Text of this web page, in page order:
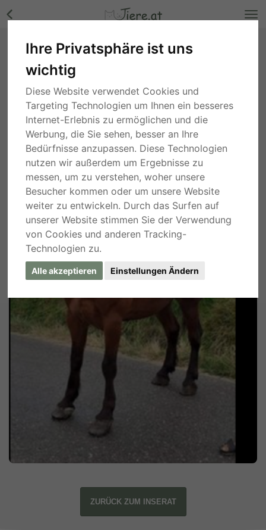
Ihre Privatsphäre ist uns
wichtig
Diese Website verwendet Cookies und
Targeting Technologien um Ihnen ein besseres
Internet-Erlebnis zu ermöglichen und die
Werbung, die Sie sehen, besser an Ihre
Bedürfnisse anzupassen. Diese Technologien
nutzen wir außerdem um Ergebnisse zu
messen, um zu verstehen, woher unsere
Besucher kommen oder um unsere Website
weiter zu entwickeln. Durch das Surfen auf
unserer Website stimmen Sie der Verwendung
von Cookies und anderen Tracking-
Technologien zu.
Alle akzeptieren Einstellungen Ändern
Unbekannt - Wallach Bilder
Niederösterreich, vor 5 Jahren
ZURÜCK ZUM INSERAT